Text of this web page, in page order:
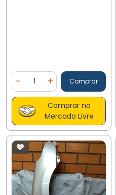
Diminuir Quantidade
Quantidade
Adicionar Quantidade
Comprar
Comprar no
Mercado Livre